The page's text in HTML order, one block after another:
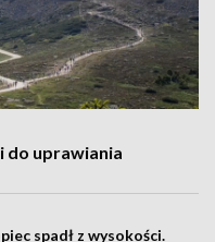
do uprawiania
spadł z wysokości.